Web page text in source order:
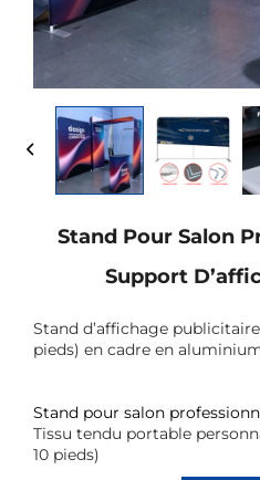
Stand Pour Salon
Support
Stand d’affichage
pieds) en cadre en
Stand pour salon
Tissu tendu portable
10 pieds)